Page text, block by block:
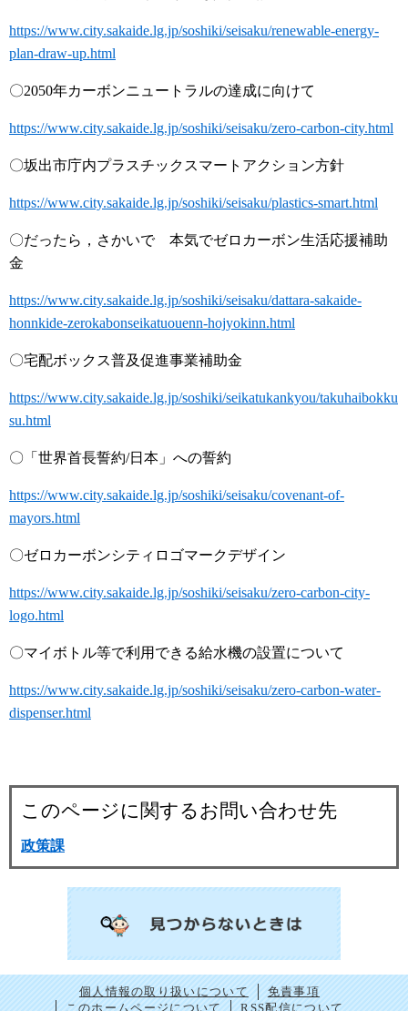
https://www.city.sakaide.lg.jp/soshiki/seisaku/renewable-energy-
plan-draw-up.html
〇2050年カーボンニュートラルの達成に向けて
https://www.city.sakaide.lg.jp/soshiki/seisaku/zero-carbon-city.html
〇坂出市庁内プラスチックスマートアクション方針
https://www.city.sakaide.lg.jp/soshiki/seisaku/plastics-smart.html
〇だったら，さかいで 本気でゼロカーボン生活応援補助
金
https://www.city.sakaide.lg.jp/soshiki/seisaku/dattara-sakaide-
honnkide-zerokabonseikatuouenn-hojyokinn.html
〇宅配ボックス普及促進事業補助金
https://www.city.sakaide.lg.jp/soshiki/seikatukankyou/takuhaibokku
su.html
〇「世界首長誓約/日本」への誓約
https://www.city.sakaide.lg.jp/soshiki/seisaku/covenant-of-
mayors.html
〇ゼロカーボンシティロゴマークデザイン
https://www.city.sakaide.lg.jp/soshiki/seisaku/zero-carbon-city-
logo.html
〇マイボトル等で利用できる給水機の設置について
https://www.city.sakaide.lg.jp/soshiki/seisaku/zero-carbon-water-
dispenser.html
このページに関するお問い合わせ先
政策課
個人情報の取り扱いについて
免責事項
このホームページについて
RSS配信について